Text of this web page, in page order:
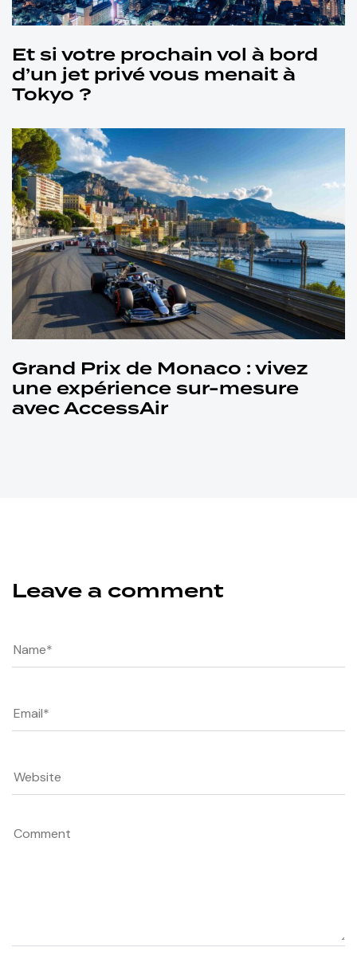
Et si votre prochain vol à bord
d’un jet privé vous menait à
Tokyo ?
Grand Prix de Monaco : vivez
une expérience sur-mesure
avec AccessAir
Leave a comment